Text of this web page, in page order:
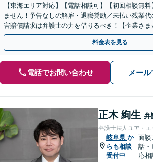
【東海エリア対応】【電話相談可】【初回相談無
ません！予告なしの解雇・退職奨励／未払い残業
害賠償請求は弁護士の力を借りるべき！【企業さま
従業員トラブルは、慎重な対処が必要です【完全個
料金表を見る
電話でお問い合わせ メー
正木 絢生 弁
弁護士法人ユア・エ
岐阜県 か
らも相談
受付中
面談
話・
応相